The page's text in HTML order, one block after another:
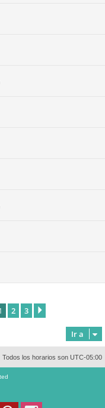
2 3
Ir a
Todos los horarios son UTC-05:00